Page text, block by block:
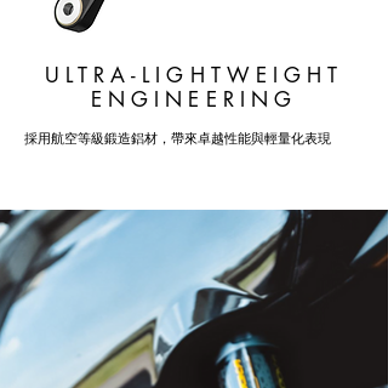
ULTRA-LIGHTWEIGHT
ENGINEERING
採用航空等級鍛造鋁材，帶來卓越性能與輕量化表現